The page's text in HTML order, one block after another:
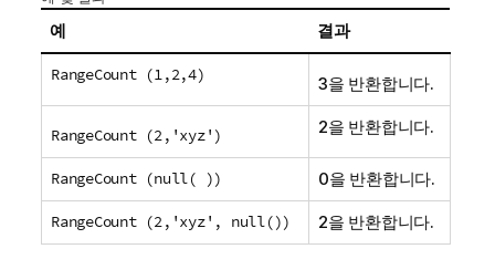
예 결과
RangeCount (1,2,4) 3을 반환합니다.
RangeCount (2,'xyz') 2을 반환합니다.
RangeCount (null( )) 0을 반환합니다.
RangeCount (2,'xyz', null()) 2을 반환합니다.